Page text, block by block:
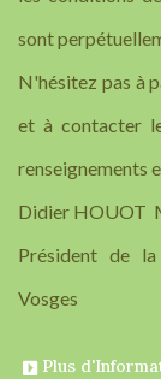
sont
N'hésitez pas à
et à contacter
renseignements
Didier HOUOT
Président de
Vosges
Plus